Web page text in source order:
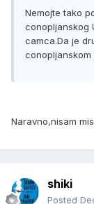
Nemojte tako
conopljanskog
camca.Da je
conopljanskom
Naravno,nisam
shiki
Posted